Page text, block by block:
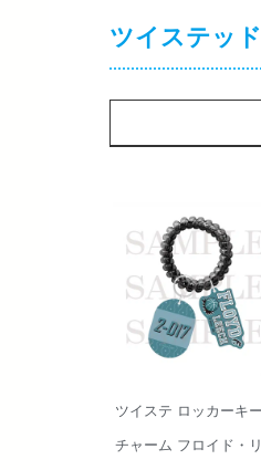
ツイステッ
ツイステ ロッカ
ーキー風チャ
ム フロイド・
ーチ アニメイ
で 2027年02月
ツイステ ロッカーキ
チャーム フロイド・